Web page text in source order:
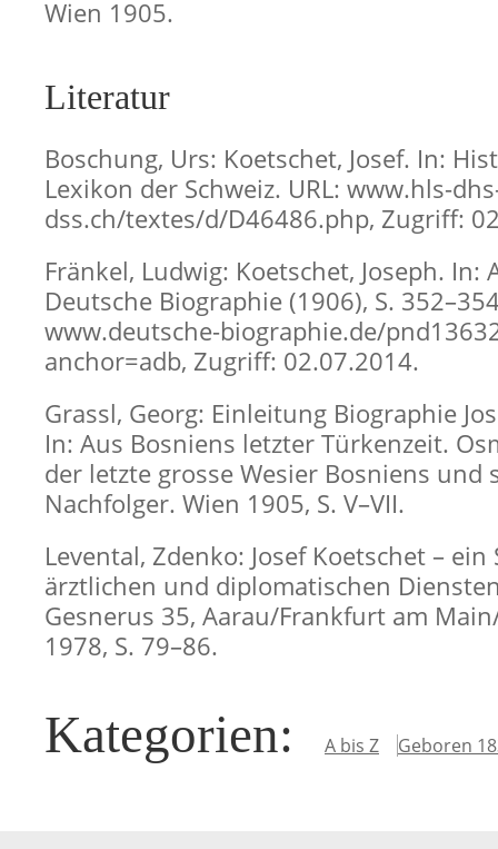
Wien 1905.
Literatur
Boschung, Urs: Koetschet, Josef. In:
Lexikon der Schweiz. URL: www.hls-
dss.ch/textes/d/D46486.php, Zugriff:
Fränkel, Ludwig: Koetschet, Joseph. In:
Deutsche Biographie (1906), S.
www.deutsche-biographie.de/
anchor=adb, Zugriff: 02.07.2014.
Grassl, Georg: Einleitung Biographie
In: Aus Bosniens letzter Türkenzeit.
der letzte grosse Wesier Bosniens und
Nachfolger. Wien 1905, S. V–VII.
Levental, Zdenko: Josef Koetschet – ein
ärztlichen und diplomatischen
Gesnerus 35, Aarau/Frankfurt am
1978, S. 79–86.
Kategorien: A bis Z Geboren